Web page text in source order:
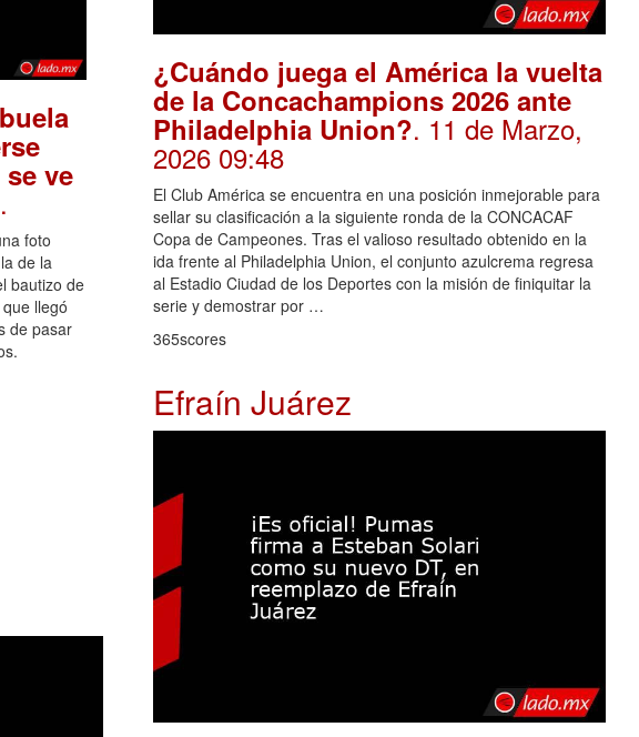
ve
.
foto
de la
bautizo de
llegó
de pasar
¿Cuándo juega el América la vuelta
de la Concachampions 2026 ante
Philadelphia Union?. 11 de Marzo,
2026 09:48
El Club América se encuentra en una posición inmejorable para
sellar su clasificación a la siguiente ronda de la CONCACAF
Copa de Campeones. Tras el valioso resultado obtenido en la
ida frente al Philadelphia Union, el conjunto azulcrema regresa
al Estadio Ciudad de los Deportes con la misión de finiquitar la
serie y demostrar por …
365scores
Efraín Juárez